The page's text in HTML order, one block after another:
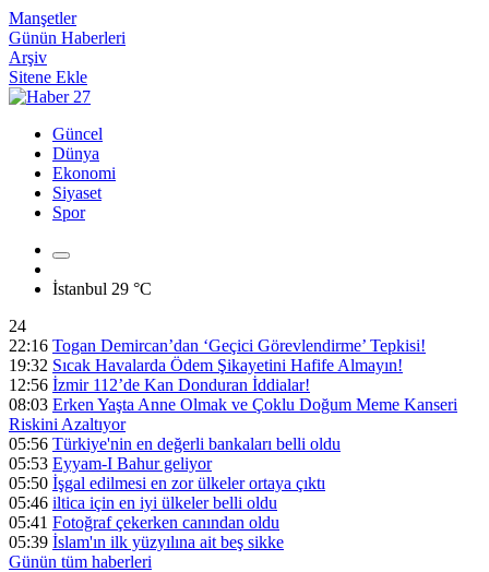
Manşetler
Günün Haberleri
Arşiv
Sitene Ekle
Güncel
Dünya
Ekonomi
Siyaset
Spor
İstanbul 29 °C
24
22:16 Togan Demircan’dan ‘Geçici Görevlendirme’ Tepkisi!
19:32 Sıcak Havalarda Ödem Şikayetini Hafife Almayın!
12:56 İzmir 112’de Kan Donduran İddialar!
08:03 Erken Yaşta Anne Olmak ve Çoklu Doğum Meme Kanseri
Riskini Azaltıyor
05:56 Türkiye'nin en değerli bankaları belli oldu
05:53 Eyyam-I Bahur geliyor
05:50 İşgal edilmesi en zor ülkeler ortaya çıktı
05:46 iltica için en iyi ülkeler belli oldu
05:41 Fotoğraf çekerken canından oldu
05:39 İslam'ın ilk yüzyılına ait beş sikke
Günün tüm haberleri